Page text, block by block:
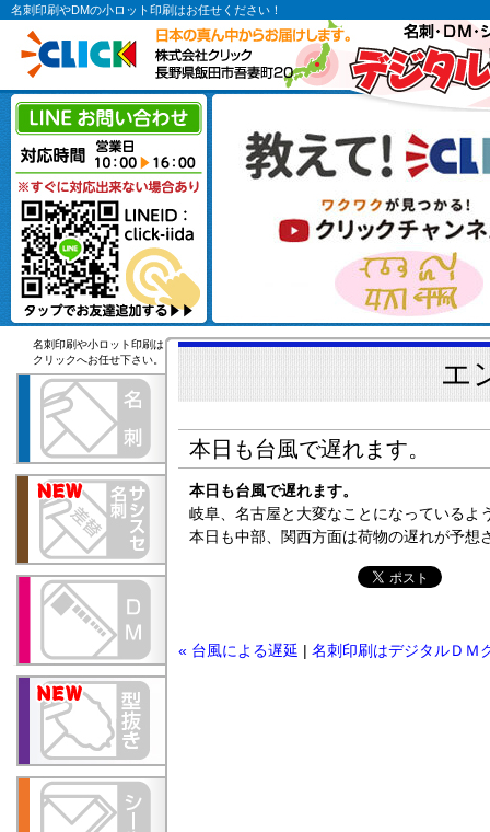
名刺印刷やDMの小ロット印刷はお任せください！
名刺印刷や小ロット印刷は
クリックへお任せ下さい。
エ
本日も台風で遅れます。
本日も台風で遅れます。
岐阜、名古屋と大変なことになっているよ
本日も中部、関西方面は荷物の遅れが予想
« 台風による遅延 | 名刺印刷はデジタルＤＭ